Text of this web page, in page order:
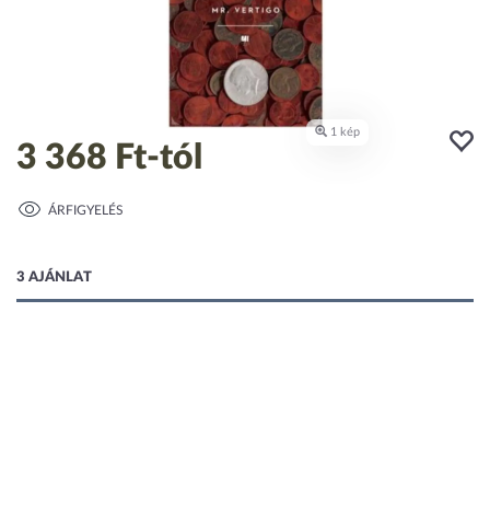
3 368 Ft-tól
ÁRFIGYELÉS
3 AJÁNLAT